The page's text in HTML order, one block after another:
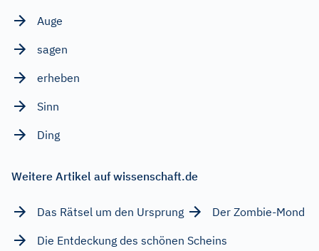
Auge
sagen
erheben
Sinn
Ding
Weitere Artikel auf wissenschaft.de
Das Rätsel um den Ursprung
Der Zombie-Mond
Die Entdeckung des schönen Scheins